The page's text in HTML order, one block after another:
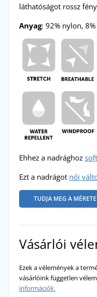
láthatóságot rossz
Anyag: 92% nylon,
Ehhez a nadrághoz
Ezt a nadrágot női
TUDJA MEG A
Vásárlói
Ezek a vélemények a
vásárlóink független
információk.